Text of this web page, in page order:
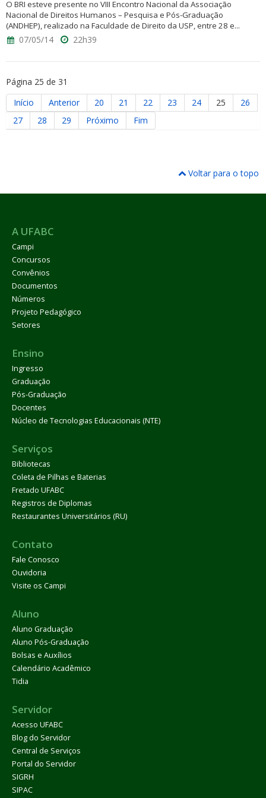
O BRI esteve presente no VIII Encontro Nacional da Associação
Nacional de Direitos Humanos – Pesquisa e Pós-Graduação
(ANDHEP), realizado na Faculdade de Direito da USP, entre 28 e...
07/05/14 22h39
Página 25 de 31
Início
Anterior 20 21 22 23 24 25
26
27
28 29 Próximo Fim
Voltar para o topo
A UFABC
Campi
Concursos
Convênios
Documentos
Números
Projeto Pedagógico
Setores
Ensino
Ingresso
Graduação
Pós-Graduação
Docentes
Núcleo de Tecnologias Educacionais (NTE)
Serviços
Bibliotecas
Coleta de Pilhas e Baterias
Fretado UFABC
Registros de Diplomas
Restaurantes Universitários (RU)
Contato
Fale Conosco
Ouvidoria
Visite os Campi
Aluno
Aluno Graduação
Aluno Pós-Graduação
Bolsas e Auxílios
Calendário Acadêmico
Tidia
Servidor
Acesso UFABC
Blog do Servidor
Central de Serviços
Portal do Servidor
SIGRH
SIPAC